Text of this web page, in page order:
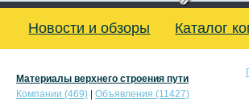
Новости и обзоры Каталог
Материалы верхнего строения пути
Компании (469)
Объявления (11427)